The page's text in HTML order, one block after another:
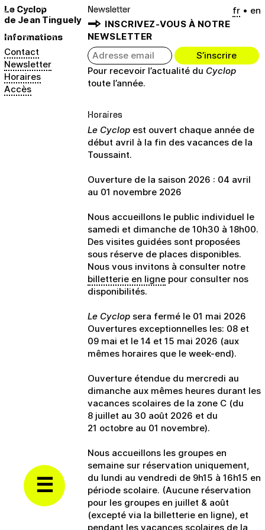
fr en
Le Cyclop
de Jean Tinguely
Informations
Contact
Newsletter
Horaires
Accès
Newsletter
INSCRIVEZ-VOUS À NOTRE
NEWSLETTER
Pour recevoir l’actualité du Cyclop
toute l’année.
Horaires
Le Cyclopest ouvert chaque année de
début avril à la fin des vacances de la
Toussaint.
Ouverture de la saison 2026 : 04 avril
au 01 novembre 2026
Nous accueillons le public individuel le
samedi et dimanche de 10h30 à 18h00.
Des visites guidées sont proposées
sous réserve de places disponibles.
Nous vous invitons à consulter notre
billetterie en lignepour consulter nos
disponibilités.
Le Cyclopsera fermé le 01 mai 2026
Ouvertures exceptionnelles les: 08 et
09 mai et le 14 et 15 mai 2026 (aux
mêmes horaires que le week-end).
Ouverture étendue du mercredi au
dimanche aux mêmes heures durant les
vacances scolaires de la zone C (du
8 juillet au 30 août 2026 et du
21 octobre au 01 novembre).
Nous accueillons les groupes en
semaine sur réservation uniquement,
du lundi au vendredi de 9h15 à 16h15 en
période scolaire. (Aucune réservation
pour les groupes en juillet & août
(excepté via la billetterie en ligne), et
pendant les vacances scolaires de la